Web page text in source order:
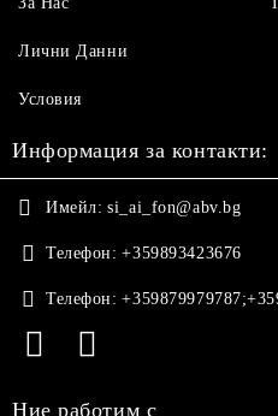
Лични Данни
Условия
Информация за контакти:
Имейл: si_ai_fon@abv.bg
Телефон: +359893423676
Телефон:
Ние работим с